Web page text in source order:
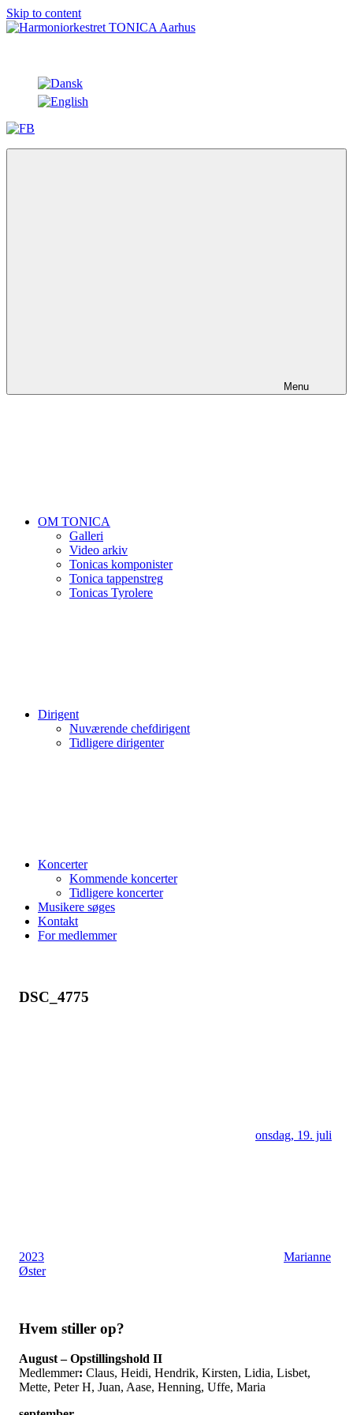
Skip to content
Aarhus
harmoniorkestret
TONICA
Aarhus
Menu
OM TONICA
Galleri
Video arkiv
Tonicas komponister
Tonica tappenstreg
Tonicas Tyrolere
Dirigent
Nuværende chefdirigent
Tidligere dirigenter
Koncerter
Kommende koncerter
Tidligere koncerter
Musikere søges
Kontakt
For medlemmer
DSC_4775
onsdag, 19. juli
2023
Marianne
Øster
Hvem stiller op?
August – Opstillingshold II
Medlemmer: Claus, Heidi, Hendrik, Kirsten, Lidia, Lisbet,
Mette, Peter H, Juan, Aase, Henning, Uffe, Maria